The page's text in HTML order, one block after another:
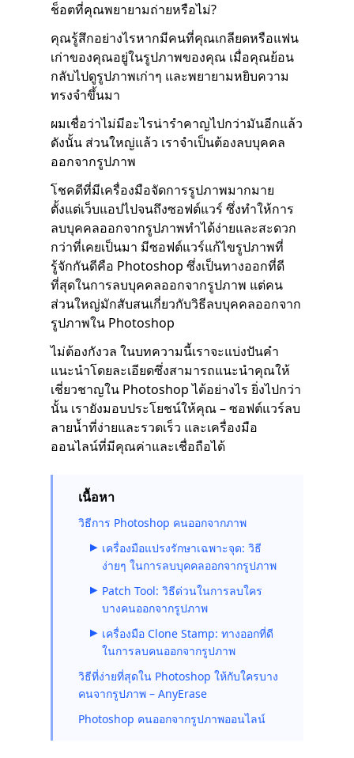
ช็อตที่คุณพยายามถ่ายหรือไม่?
คุณรู้สึกอย่างไรหากมีคนที่คุณเกลียดหรือแฟน
เก่าของคุณอยู่ในรูปภาพของคุณ เมื่อคุณย้อน
กลับไปดูรูปภาพเก่าๆ และพยายามหยิบความ
ทรงจำขึ้นมา
ผมเชื่อว่าไม่มีอะไรน่ารำคาญไปกว่ามันอีกแล้ว
ดังนั้น ส่วนใหญ่แล้ว เราจำเป็นต้องลบบุคคล
ออกจากรูปภาพ
โชคดีที่มีเครื่องมือจัดการรูปภาพมากมาย
ตั้งแต่เว็บแอปไปจนถึงซอฟต์แวร์ ซึ่งทำให้การ
ลบบุคคลออกจากรูปภาพทำได้ง่ายและสะดวก
กว่าที่เคยเป็นมา มีซอฟต์แวร์แก้ไขรูปภาพที่
รู้จักกันดีคือ Photoshop ซึ่งเป็นทางออกที่ดี
ที่สุดในการลบบุคคลออกจากรูปภาพ แต่คน
ส่วนใหญ่มักสับสนเกี่ยวกับวิธีลบบุคคลออกจาก
รูปภาพใน Photoshop
ไม่ต้องกังวล ในบทความนี้เราจะแบ่งปันคำ
แนะนำโดยละเอียดซึ่งสามารถแนะนำคุณให้
เชี่ยวชาญใน Photoshop ได้อย่างไร ยิ่งไปกว่า
นั้น เรายังมอบประโยชน์ให้คุณ – ซอฟต์แวร์ลบ
ลายน้ำที่ง่ายและรวดเร็ว และเครื่องมือ
ออนไลน์ที่มีคุณค่าและเชื่อถือได้
เนื้อหา
วิธีการ Photoshop คนออกจากภาพ
เครื่องมือแปรงรักษาเฉพาะจุด: วิธี
ง่ายๆ ในการลบบุคคลออกจากรูปภาพ
Patch Tool: วิธีด่วนในการลบใคร
บางคนออกจากรูปภาพ
เครื่องมือ Clone Stamp: ทางออกที่ดี
ในการลบคนออกจากรูปภาพ
วิธีที่ง่ายที่สุดใน Photoshop ให้กับใครบาง
คนจากรูปภาพ – AnyErase
Photoshop คนออกจากรูปภาพออนไลน์